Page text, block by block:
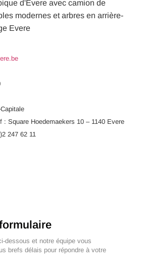
: Square Hoedemaekers 10 – 1140 Evere
247 62 11
dessous et notre équipe vous
brefs délais pour répondre à votre